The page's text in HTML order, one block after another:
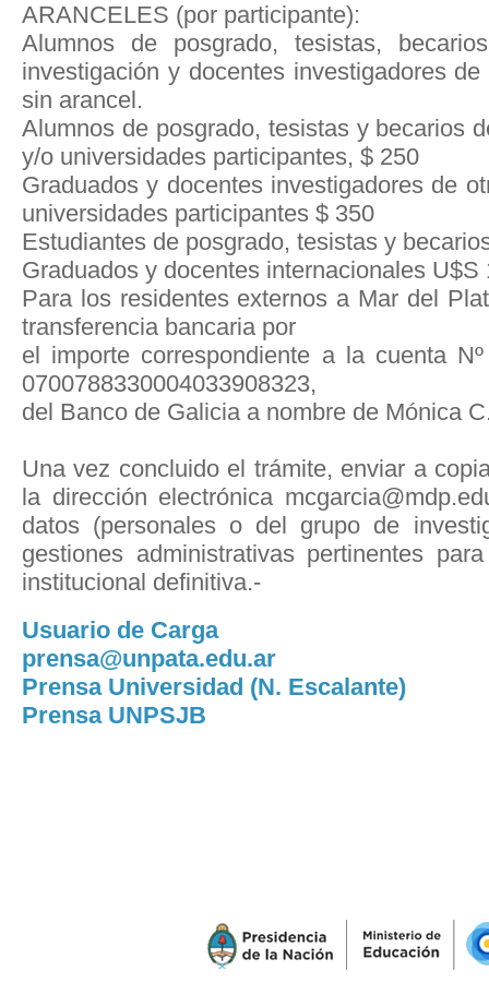
ARANCELES (por participante):
Alumnos de posgrado, tesistas,
investigación y docentes investigadores
sin arancel.
Alumnos de posgrado, tesistas y becarios
y/o universidades participantes, $ 250
Graduados y docentes investigadores de
universidades participantes $ 350
Estudiantes de posgrado, tesistas y
Graduados y docentes internacionales U$S
Para los residentes externos a Mar del
transferencia bancaria por
el importe correspondiente a la cuenta
0700788330004033908323,
del Banco de Galicia a nombre de Mónica
Una vez concluido el trámite, enviar a
la dirección electrónica
datos (personales o del grupo de
gestiones administrativas pertinentes
institucional definitiva.-
Usuario de Carga
prensa@unpata.edu.ar
Prensa Universidad (N. Escalante)
Prensa UNPSJB